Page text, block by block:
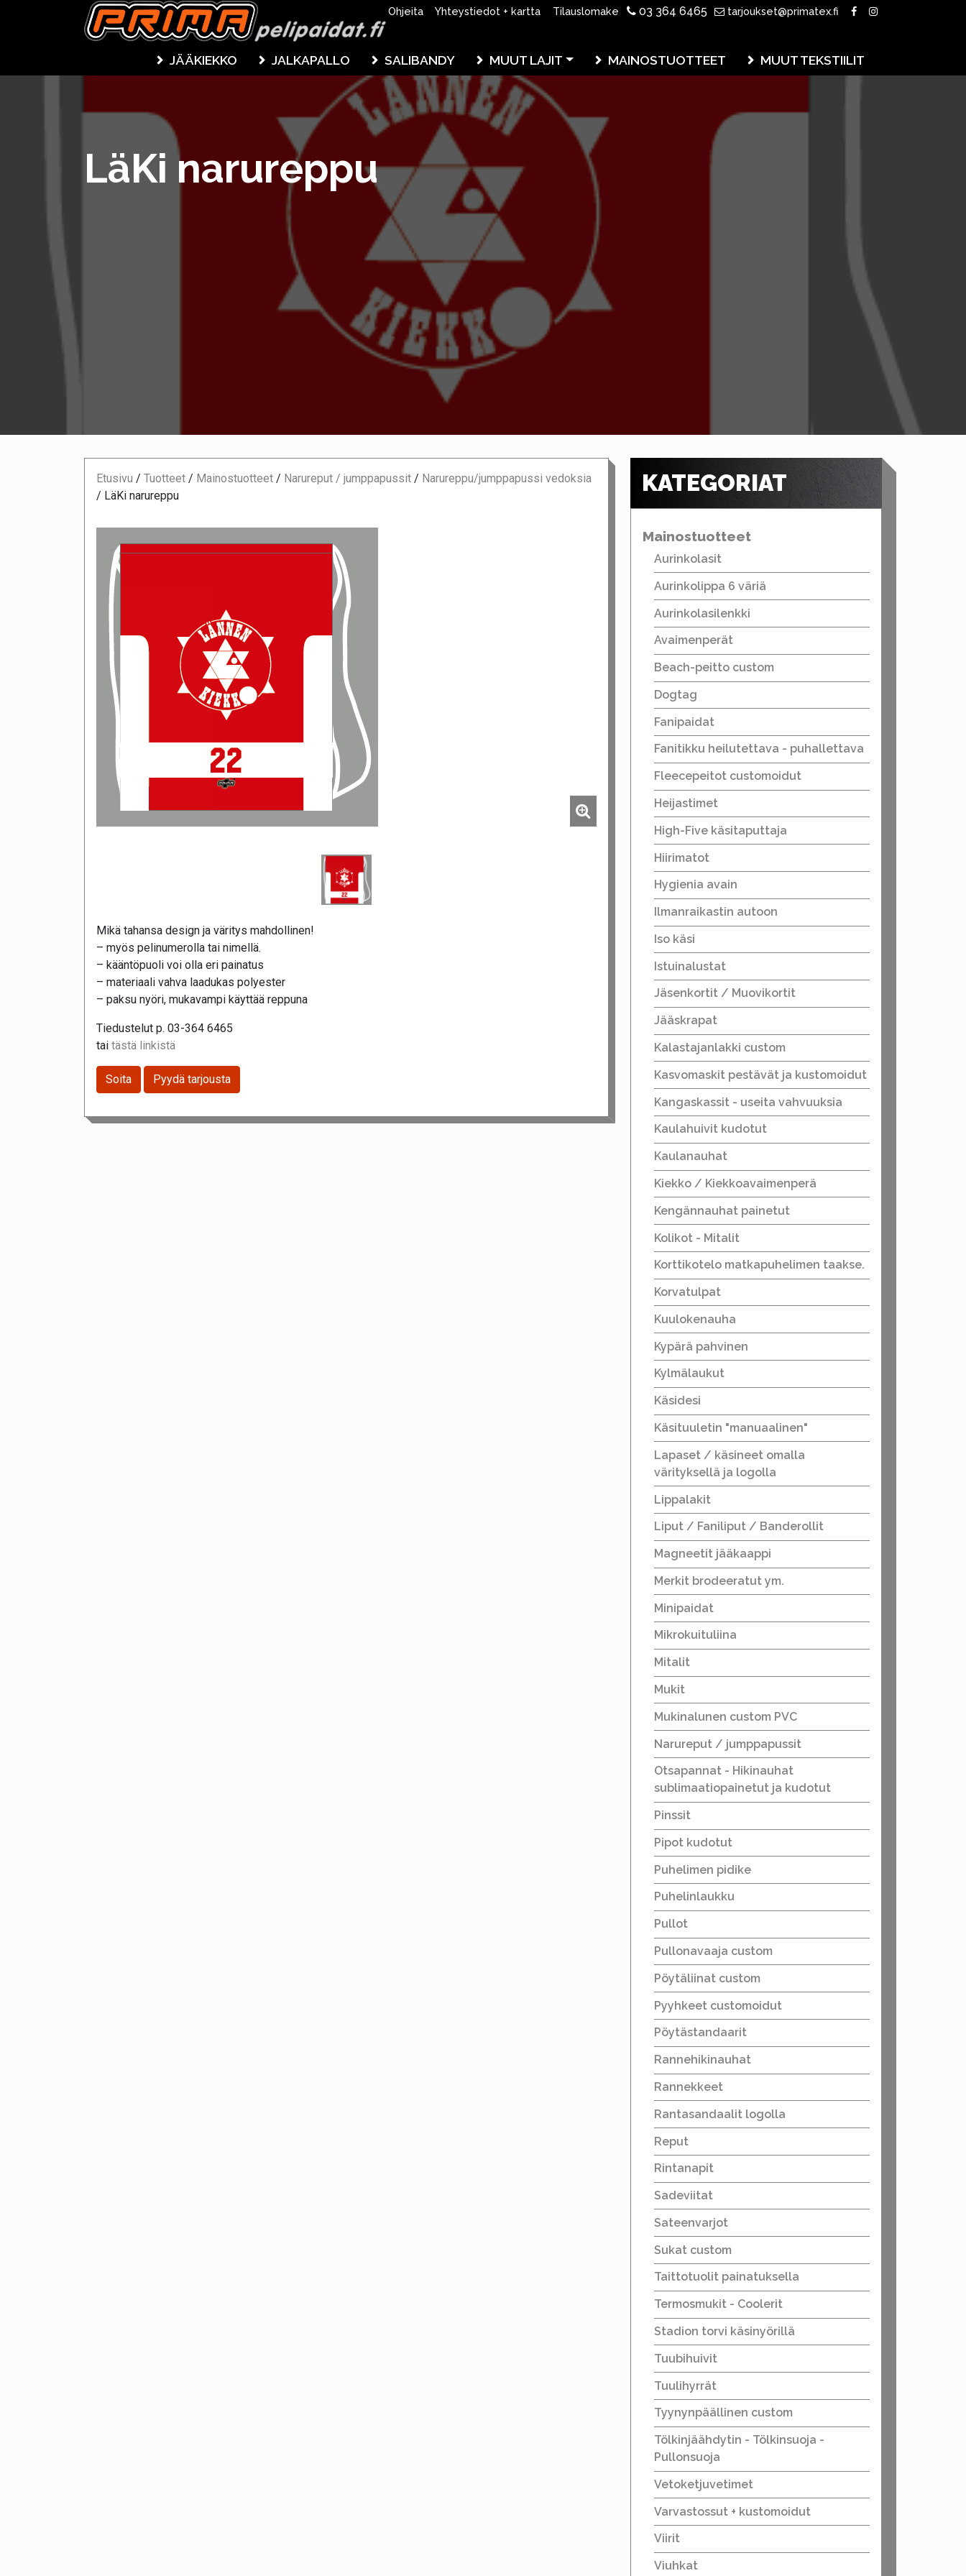
Ohjeita Yhteystiedot + kartta Tilauslomake 03 364 6465 tarjoukset@primatex.fi
JÄÄKIEKKO JALKAPALLO SALIBANDY MUUT LAJIT MAINOSTUOTTEET MUUT TEKSTIILIT
LäKi narureppu
Etusivu / Tuotteet / Mainostuotteet / Narureput / jumppapussit / Narureppu/jumppapussi vedoksia
/ LäKi narureppu
Mikä tahansa design ja väritys mahdollinen!
– myös pelinumerolla tai nimellä.
– kääntöpuoli voi olla eri painatus
– materiaali vahva laadukas polyester
– paksu nyöri, mukavampi käyttää reppuna
Tiedustelut p. 03-364 6465
tai tästä linkistä
Soita Pyydä tarjousta
KATEGORIAT
Mainostuotteet
Aurinkolasit
Aurinkolippa 6 väriä
Aurinkolasilenkki
Avaimenperät
Beach-peitto custom
Dogtag
Fanipaidat
Fanitikku heilutettava - puhallettava
Fleecepeitot customoidut
Heijastimet
High-Five käsitaputtaja
Hiirimatot
Hygienia avain
Ilmanraikastin autoon
Iso käsi
Istuinalustat
Jäsenkortit / Muovikortit
Jääskrapat
Kalastajanlakki custom
Kasvomaskit pestävät ja kustomoidut
Kangaskassit - useita vahvuuksia
Kaulahuivit kudotut
Kaulanauhat
Kiekko / Kiekkoavaimenperä
Kengännauhat painetut
Kolikot - Mitalit
Korttikotelo matkapuhelimen taakse.
Korvatulpat
Kuulokenauha
Kypärä pahvinen
Kylmälaukut
Käsidesi
Käsituuletin "manuaalinen"
Lapaset / käsineet omalla
värityksellä ja logolla
Lippalakit
Liput / Faniliput / Banderollit
Magneetit jääkaappi
Merkit brodeeratut ym.
Minipaidat
Mikrokuituliina
Mitalit
Mukit
Mukinalunen custom PVC
Narureput / jumppapussit
Otsapannat - Hikinauhat
sublimaatiopainetut ja kudotut
Pinssit
Pipot kudotut
Puhelimen pidike
Puhelinlaukku
Pullot
Pullonavaaja custom
Pöytäliinat custom
Pyyhkeet customoidut
Pöytästandaarit
Rannehikinauhat
Rannekkeet
Rantasandaalit logolla
Reput
Rintanapit
Sadeviitat
Sateenvarjot
Sukat custom
Taittotuolit painatuksella
Termosmukit - Coolerit
Stadion torvi käsinyörillä
Tuubihuivit
Tuulihyrrät
Tyynynpäällinen custom
Tölkinjäähdytin - Tölkinsuoja -
Pullonsuoja
Vetoketjuvetimet
Varvastossut + kustomoidut
Viirit
Viuhkat